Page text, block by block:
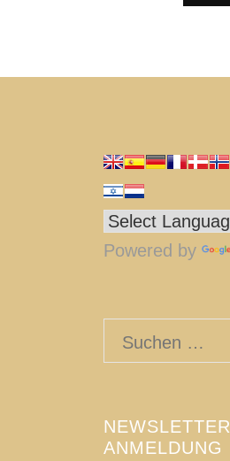
Powered by
Suchen
NEWSLETTER
ANMELDUNG